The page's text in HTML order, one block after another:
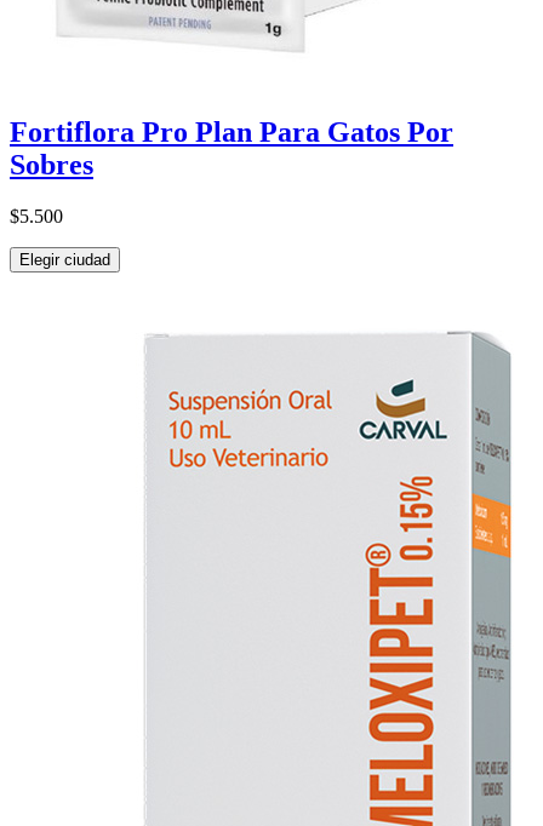
Fortiflora Pro Plan Para Gatos Por
Sobres
$5.500
Elegir ciudad